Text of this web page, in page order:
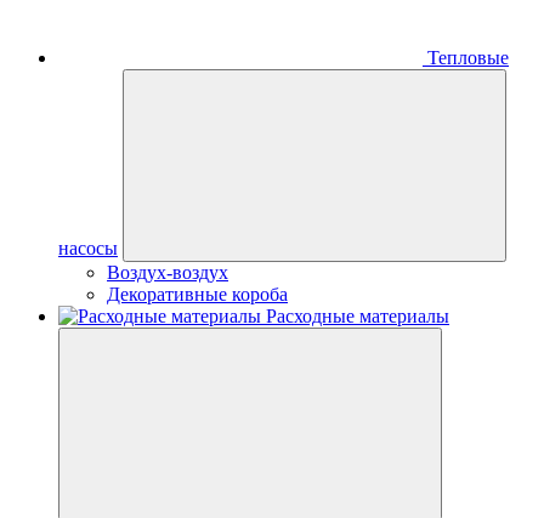
Тепловые
насосы
Воздух-воздух
Декоративные короба
Расходные материалы